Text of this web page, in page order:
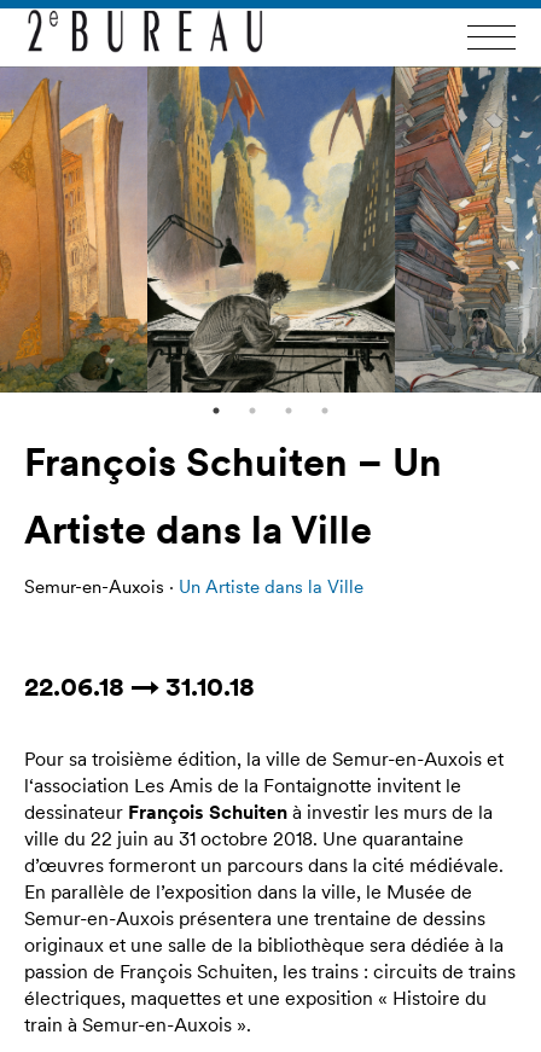
François Schuiten – Un
Artiste dans la Ville
Semur-en-Auxois · Un Artiste dans la Ville
22.06.18 → 31.10.18
Pour sa troisième édition, la ville de Semur-en-Auxois et
l‘association Les Amis de la Fontaignotte invitent le
dessinateur François Schuiten à investir les murs de la
ville du 22 juin au 31 octobre 2018. Une quarantaine
d’œuvres formeront un parcours dans la cité médiévale.
En parallèle de l’exposition dans la ville, le Musée de
Semur-en-Auxois présentera une trentaine de dessins
originaux et une salle de la bibliothèque sera dédiée à la
passion de François Schuiten, les trains : circuits de trains
électriques, maquettes et une exposition « Histoire du
train à Semur-en-Auxois ».